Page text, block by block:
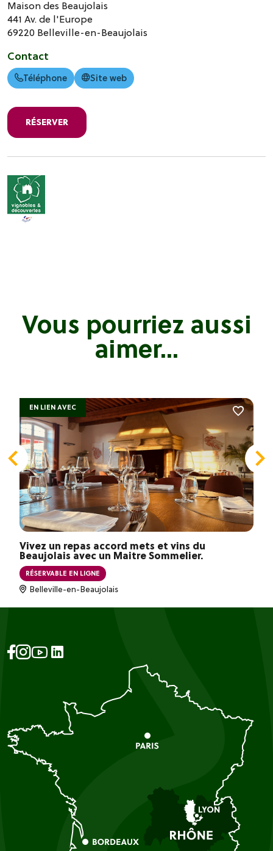
Maison des Beaujolais
441 Av. de l'Europe
69220 Belleville-en-Beaujolais
Contact
Téléphone Site web
RÉSERVER
Vous pourriez aussi
aimer...
Vivez un repas accord mets et vins du
Beaujolais avec un Maitre Sommelier.
RÉSERVABLE EN LIGNE
Belleville-en-Beaujolais
EN LIEN AVEC